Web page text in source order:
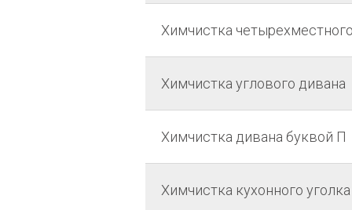
Химчистка
Химчистка углового дивана
Химчистка дивана буквой П
Химчистка кухонного уголка